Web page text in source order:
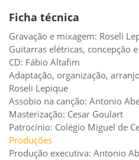
Ficha técnica
Gravação e mixagem: Roseli
Guitarras elétricas, concepção
CD: Fábio Altafim
Adaptação, organização,
Roseli Lepique
Assobio na canção: Antonio
Masterização: Cesar Goulart
Patrocínio: Colégio Miguel de
Produções
Produção executiva: Antonio